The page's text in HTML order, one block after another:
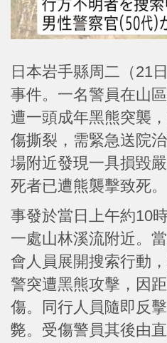
日本岩手縣周二（21
事件。一名警員在山
遭一頭成年黑熊突襲
傷撕裂，需緊急送院
場附近發現一具損毀
死者已遭熊襲擊致死。
事發於當日上午約10
一處山林溪流附近。
會人員展開搜索行動
警突遭黑熊攻擊，因
傷。同行人員隨即反
斃。受傷警員其後由